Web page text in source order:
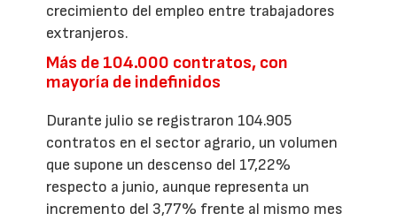
crecimiento del empleo entre trabajadores
extranjeros.
Más de 104.000 contratos, con
mayoría de indefinidos
Durante julio se registraron 104.905
contratos en el sector agrario, un volumen
que supone un descenso del 17,22%
respecto a junio, aunque representa un
incremento del 3,77% frente al mismo mes